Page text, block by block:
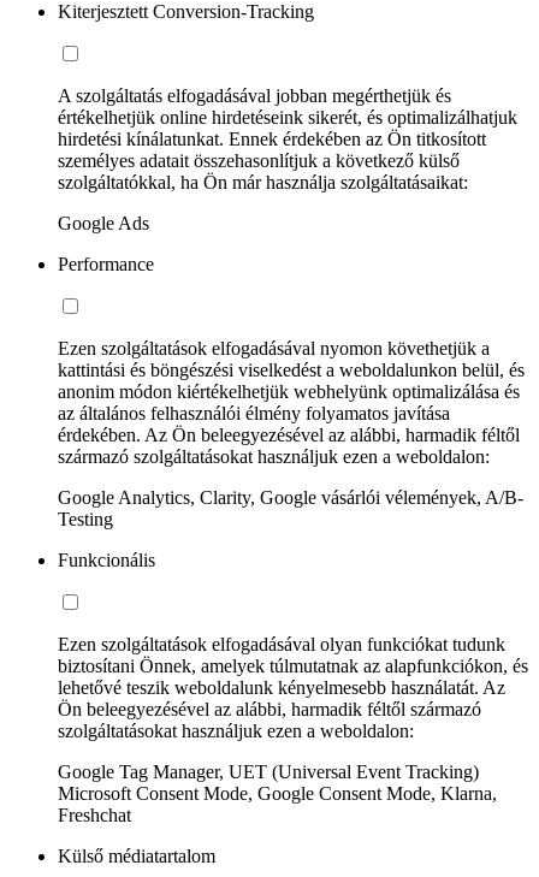
Kiterjesztett Conversion-Tracking
A szolgáltatás elfogadásával jobban megérthetjük és
értékelhetjük online hirdetéseink sikerét, és optimalizálhatjuk
hirdetési kínálatunkat. Ennek érdekében az Ön titkosított
személyes adatait összehasonlítjuk a következő külső
szolgáltatókkal, ha Ön már használja szolgáltatásaikat:
Google Ads
Performance
Ezen szolgáltatások elfogadásával nyomon követhetjük a
kattintási és böngészési viselkedést a weboldalunkon belül, és
anonim módon kiértékelhetjük webhelyünk optimalizálása és
az általános felhasználói élmény folyamatos javítása
érdekében. Az Ön beleegyezésével az alábbi, harmadik féltől
származó szolgáltatásokat használjuk ezen a weboldalon:
Google Analytics, Clarity, Google vásárlói vélemények, A/B-
Testing
Funkcionális
Ezen szolgáltatások elfogadásával olyan funkciókat tudunk
biztosítani Önnek, amelyek túlmutatnak az alapfunkciókon, és
lehetővé teszik weboldalunk kényelmesebb használatát. Az
Ön beleegyezésével az alábbi, harmadik féltől származó
szolgáltatásokat használjuk ezen a weboldalon:
Google Tag Manager, UET (Universal Event Tracking)
Microsoft Consent Mode, Google Consent Mode, Klarna,
Freshchat
Külső médiatartalom